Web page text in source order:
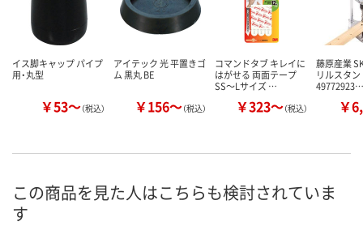
イス脚キャップ パイプ
用・丸型
￥53～（税込）
アイテック 光 平置きゴ
ム 黒丸 BE
￥156～（税込）
コマンドタブ キレイに
はがせる 両面テープ
SS～Lサイズ …
￥323～（税込）
藤原産業
リルスタ
49772923…
￥
この商品を見た人はこちらも検討されていま
す